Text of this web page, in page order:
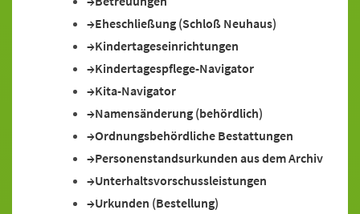
Eheschließung (Schloß Neuhaus)
Kindertageseinrichtungen
Kindertagespflege-Navigator
Kita-Navigator
Namensänderung (behördlich)
Ordnungsbehördliche Bestattungen
Personenstandsurkunden aus dem Archiv
Unterhaltsvorschussleistungen
Urkunden (Bestellung)